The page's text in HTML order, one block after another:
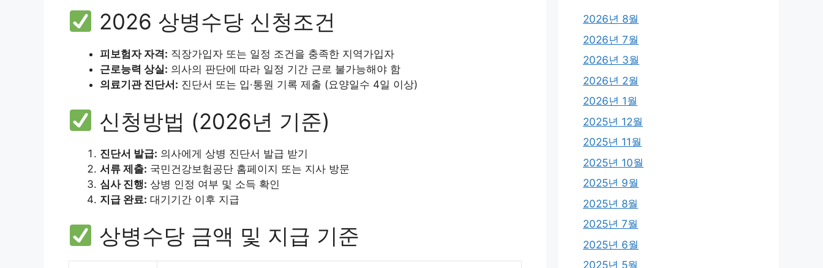
2026 상병수당 신청조건
피보험자 자격: 직장가입자 또는 일정 조건을 충족한 지역가입자
근로능력 상실: 의사의 판단에 따라 일정 기간 근로 불가능해야 함
의료기관 진단서: 진단서 또는 입·통원 기록 제출 (요양일수 4일 이상)
신청방법 (2026년 기준)
진단서 발급: 의사에게 상병 진단서 발급 받기
서류 제출: 국민건강보험공단 홈페이지 또는 지사 방문
심사 진행: 상병 인정 여부 및 소득 확인
지급 완료: 대기기간 이후 지급
상병수당 금액 및 지급 기준
2026년 8월
2026년 7월
2026년 3월
2026년 2월
2026년 1월
2025년 12월
2025년 11월
2025년 10월
2025년 9월
2025년 8월
2025년 7월
2025년 6월
2025년 5월